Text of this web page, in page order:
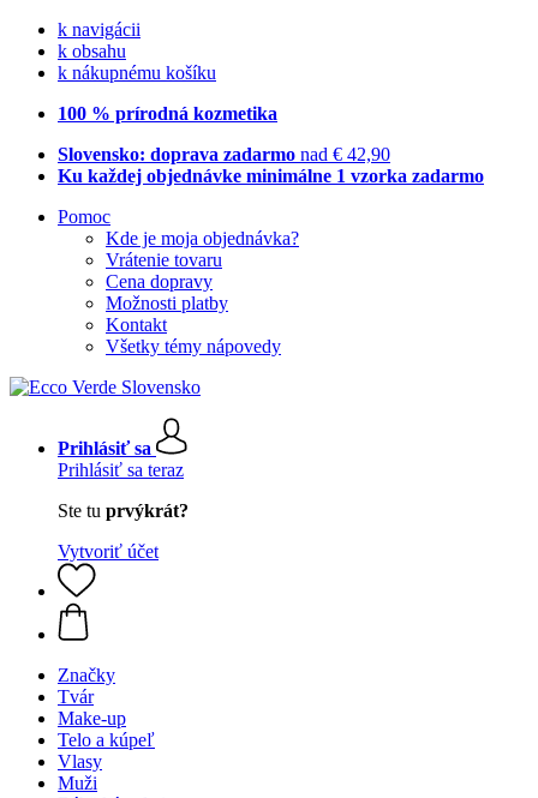
k navigácii
k obsahu
k nákupnému košíku
100 % prírodná kozmetika
Slovensko: doprava zadarmo nad € 42,90
Ku každej objednávke minimálne 1 vzorka zadarmo
Pomoc
Kde je moja objednávka?
Vrátenie tovaru
Cena dopravy
Možnosti platby
Kontakt
Všetky témy nápovedy
Prihlásiť sa
Prihlásiť sa teraz
Ste tu prvýkrát?
Vytvoriť účet
Značky
Tvár
Make-up
Telo a kúpeľ
Vlasy
Muži